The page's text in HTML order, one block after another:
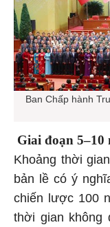
Ban Chấp hành
Giai đoạn 5–10
Khoảng thời
bản lề có ý
chiến lược 100
thời gian không